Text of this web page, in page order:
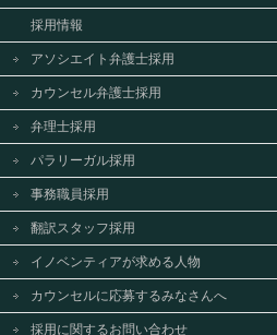
採用情報
アソシエイト弁護士採用
カウンセル弁護士採用
弁理士採用
パラリーガル採用
事務職員採用
翻訳スタッフ採用
イノベンティアが求める人物
カウンセルに応募するみなさんへ
採用に関するお問い合わせ